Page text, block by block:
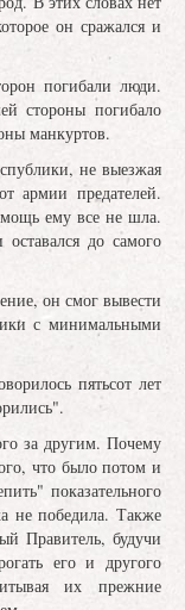
он сражался и
погибали люди.
стороны погибало
манкуртов.
не выезжая
армии предателей.
ему все не шла.
до самого
он смог вывести
с минимальными
пятьсот лет
за другим. Почему
что было потом и
показательного
не победила. Также
Правитель, будучи
его и другого
их прежние